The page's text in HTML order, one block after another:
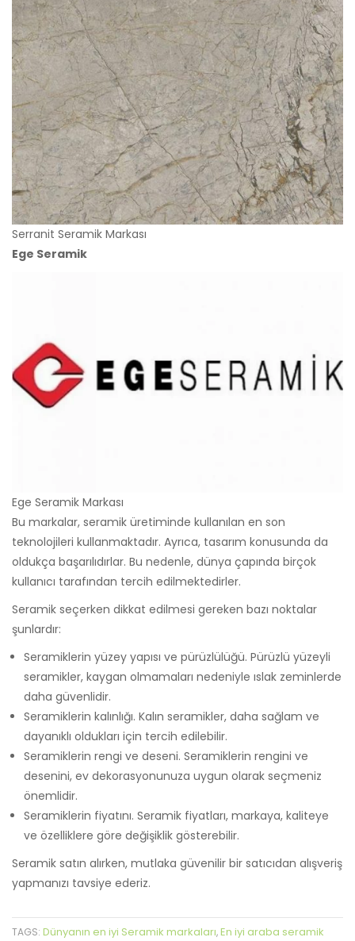
Serranit Seramik Markası
Ege Seramik
Ege Seramik Markası
Bu markalar, seramik üretiminde kullanılan en son
teknolojileri kullanmaktadır. Ayrıca, tasarım konusunda da
oldukça başarılıdırlar. Bu nedenle, dünya çapında birçok
kullanıcı tarafından tercih edilmektedirler.
Seramik seçerken dikkat edilmesi gereken bazı noktalar
şunlardır:
Seramiklerin yüzey yapısı ve pürüzlülüğü. Pürüzlü yüzeyli
seramikler, kaygan olmamaları nedeniyle ıslak zeminlerde
daha güvenlidir.
Seramiklerin kalınlığı. Kalın seramikler, daha sağlam ve
dayanıklı oldukları için tercih edilebilir.
Seramiklerin rengi ve deseni. Seramiklerin rengini ve
desenini, ev dekorasyonunuza uygun olarak seçmeniz
önemlidir.
Seramiklerin fiyatını. Seramik fiyatları, markaya, kaliteye
ve özelliklere göre değişiklik gösterebilir.
Seramik satın alırken, mutlaka güvenilir bir satıcıdan alışveriş
yapmanızı tavsiye ederiz.
TAGS: Dünyanın en iyi Seramik markaları,En iyi araba seramik